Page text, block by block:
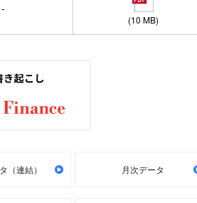
-
(10 MB)
（連結） 月次データ